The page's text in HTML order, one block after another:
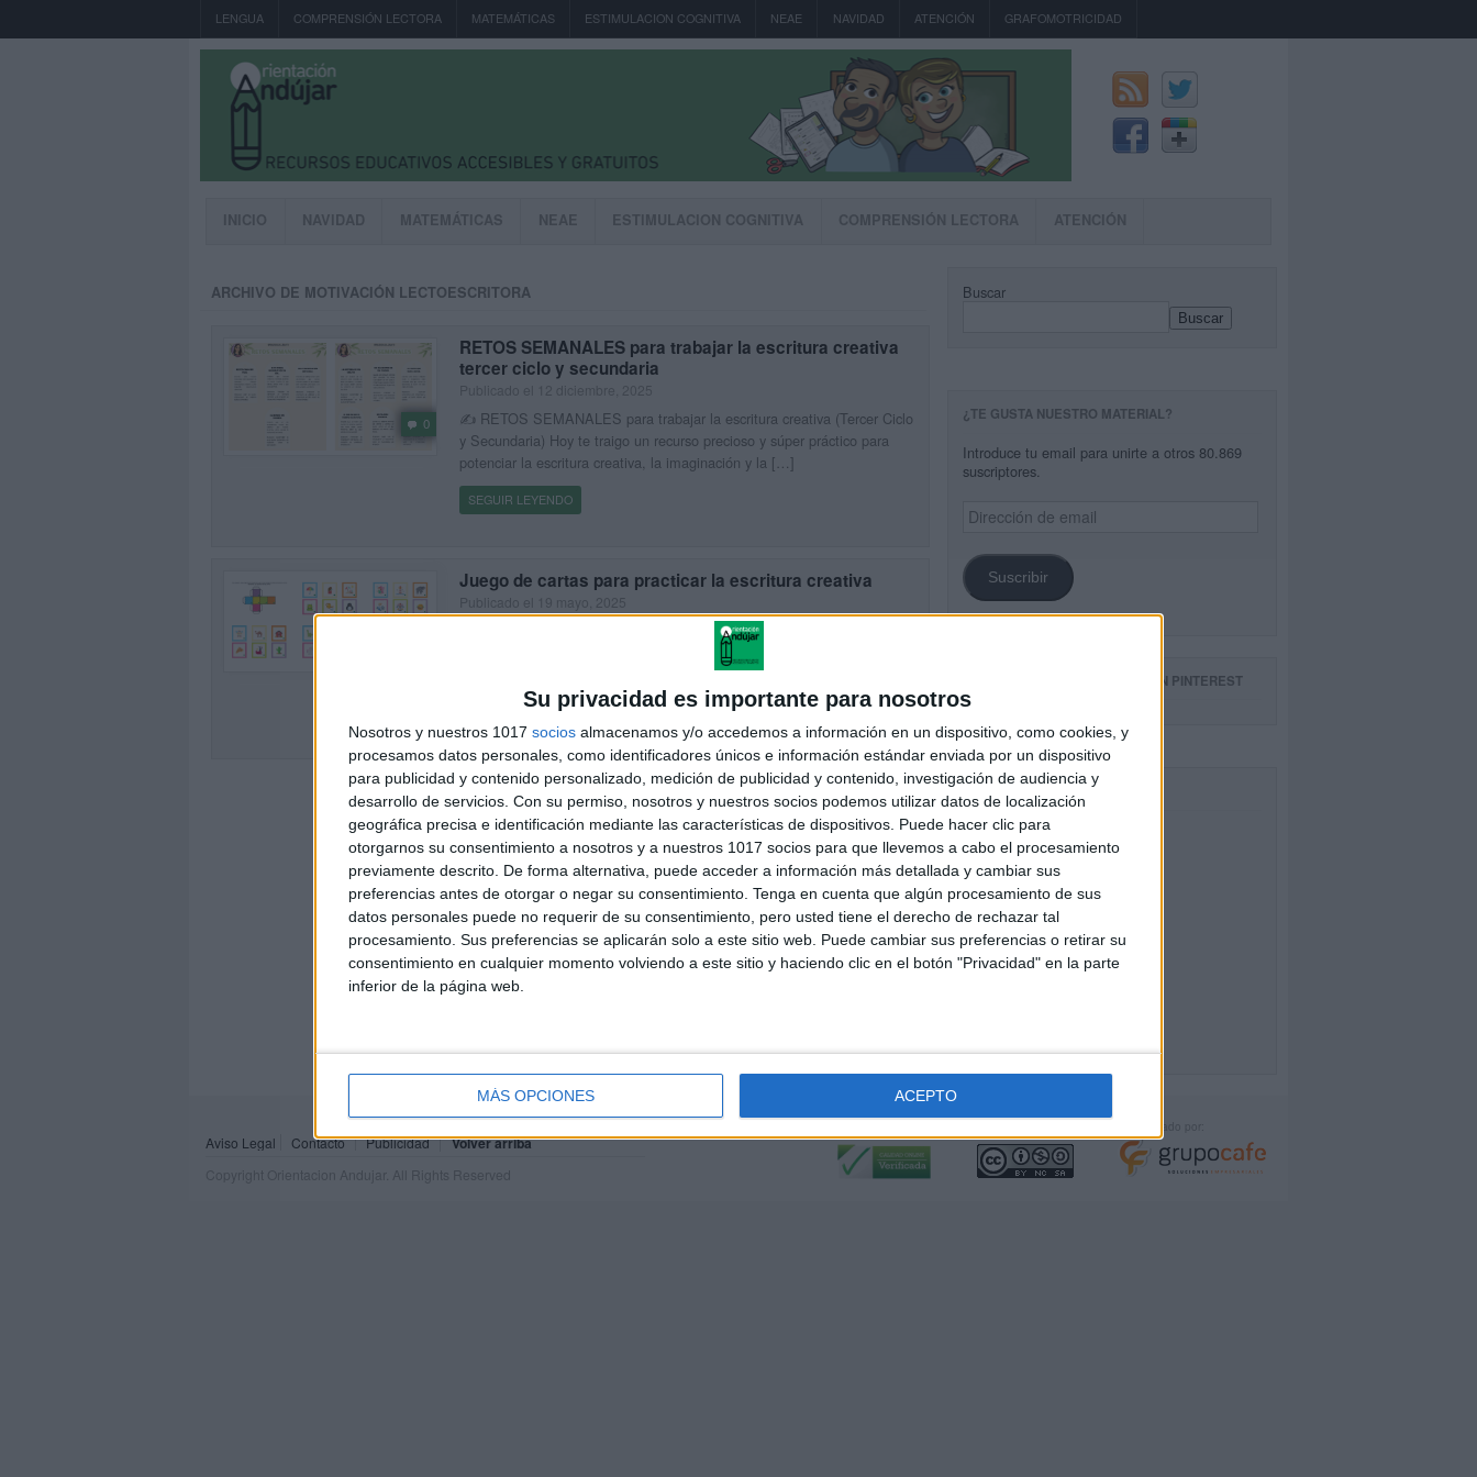
Su privacidad es importante para nosotros
Nosotros y nuestros 1017 socios almacenamos y/o accedemos a información en un dispositivo, como cookies, y
procesamos datos personales, como identificadores únicos e información estándar enviada por un dispositivo
para publicidad y contenido personalizado, medición de publicidad y contenido, investigación de audiencia y
desarrollo de servicios. Con su permiso, nosotros y nuestros socios podemos utilizar datos de localización
geográfica precisa e identificación mediante las características de dispositivos. Puede hacer clic para
otorgarnos su consentimiento a nosotros y a nuestros 1017 socios para que llevemos a cabo el procesamiento
previamente descrito. De forma alternativa, puede acceder a información más detallada y cambiar sus
preferencias antes de otorgar o negar su consentimiento. Tenga en cuenta que algún procesamiento de sus
datos personales puede no requerir de su consentimiento, pero usted tiene el derecho de rechazar tal
procesamiento. Sus preferencias se aplicarán solo a este sitio web. Puede cambiar sus preferencias o retirar su
consentimiento en cualquier momento volviendo a este sitio y haciendo clic en el botón "Privacidad" en la parte
inferior de la página web.
MÁS OPCIONES ACEPTO
LENGUA COMPRENSIÓN LECTORA MATEMÁTICAS ESTIMULACION COGNITIVA NEAE NAVIDAD ATENCIÓN GRAFOMOTRICIDAD
INICIO NAVIDAD MATEMÁTICAS NEAE ESTIMULACION COGNITIVA COMPRENSIÓN LECTORA ATENCIÓN
ARCHIVO DE MOTIVACIÓN LECTOESCRITORA
0
RETOS SEMANALES para trabajar la escritura creativa
tercer ciclo y secundaria
✍️ RETOS SEMANALES para trabajar la escritura creativa (Tercer Ciclo
y Secundaria) Hoy te traigo un recurso precioso y súper práctico para
potenciar la escritura creativa, la imaginación y la […]
SEGUIR LEYENDO
Juego de cartas para practicar la escritura creativa
Publicado el 19 mayo, 2025
Convertir la escritura en un juego es una forma excelente de despertar la
imaginación y motivar a los niños a expresarse. Con este divertido juego
SEGUIR LEYENDO
Buscar
Buscar
¿TE GUSTA NUESTRO MATERIAL?
Introduce tu email para unirte a otros 80.869
suscriptores.
Dirección
de
Suscribir
SIGUE NUESTROS TABLEROS EN PINTEREST
Aviso Legal Contacto Publicidad Volver arriba
Copyright Orientacion Andujar. All Rights Reserved